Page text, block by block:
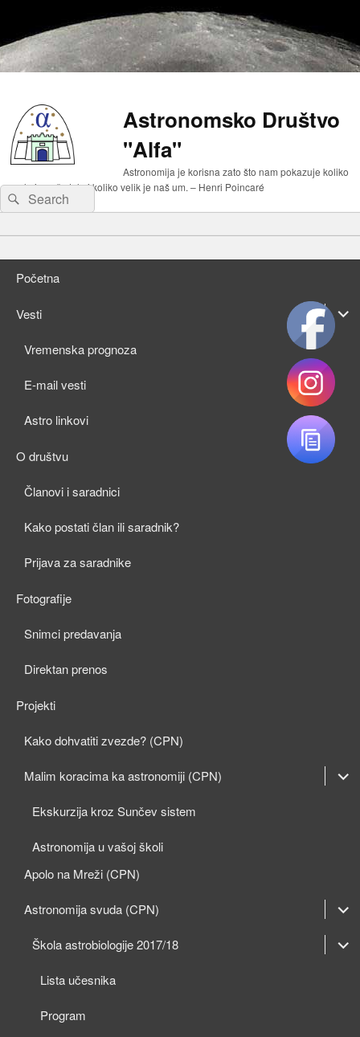
Astronomsko Društvo
"Alfa"
Astronomija je korisna zato što nam pokazuje koliko
malo je naše telo i koliko velik je naš um. – Henri Poincaré
Search
for:
Search
menuSkip
content
Skip
to
Početna
Vesti
child
Vremenska prognoza
E-mail vesti
Astro linkovi
O društvu
child
menu
Članovi i saradnici
Kako postati član ili saradnik?
Prijava za saradnike
Fotografije
Snimci predavanja
Direktan prenos
Projekti
Kako dohvatiti zvezde? (CPN)
Malim koracima ka astronomiji (CPN)
Ekskurzija kroz Sunčev sistem
Astronomija u vašoj školi
Apolo na Mreži (CPN)
Astronomija svuda (CPN)
menu
Škola astrobiologije 2017/18
Lista učesnika
Program